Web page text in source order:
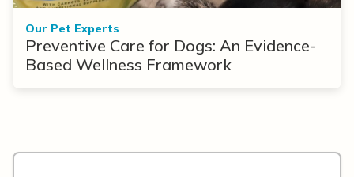
Our Pet Experts
Preventive Care for Dogs: An Evidence-
Based Wellness Framework